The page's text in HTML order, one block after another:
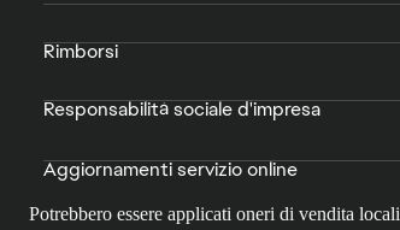
Rimborsi
Responsabilità sociale d'impresa
Aggiornamenti servizio online
Potrebbero essere applicati oneri di vendita locali